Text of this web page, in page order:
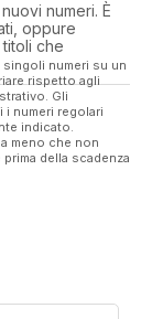
numeri. È
oppure
che
numeri su un
rispetto agli
Gli
numeri regolari
indicato.
meno che non
della scadenza